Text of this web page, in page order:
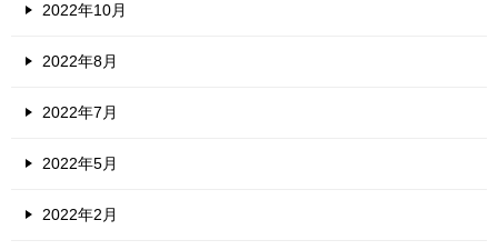
2022年10月
2022年8月
2022年7月
2022年5月
2022年2月